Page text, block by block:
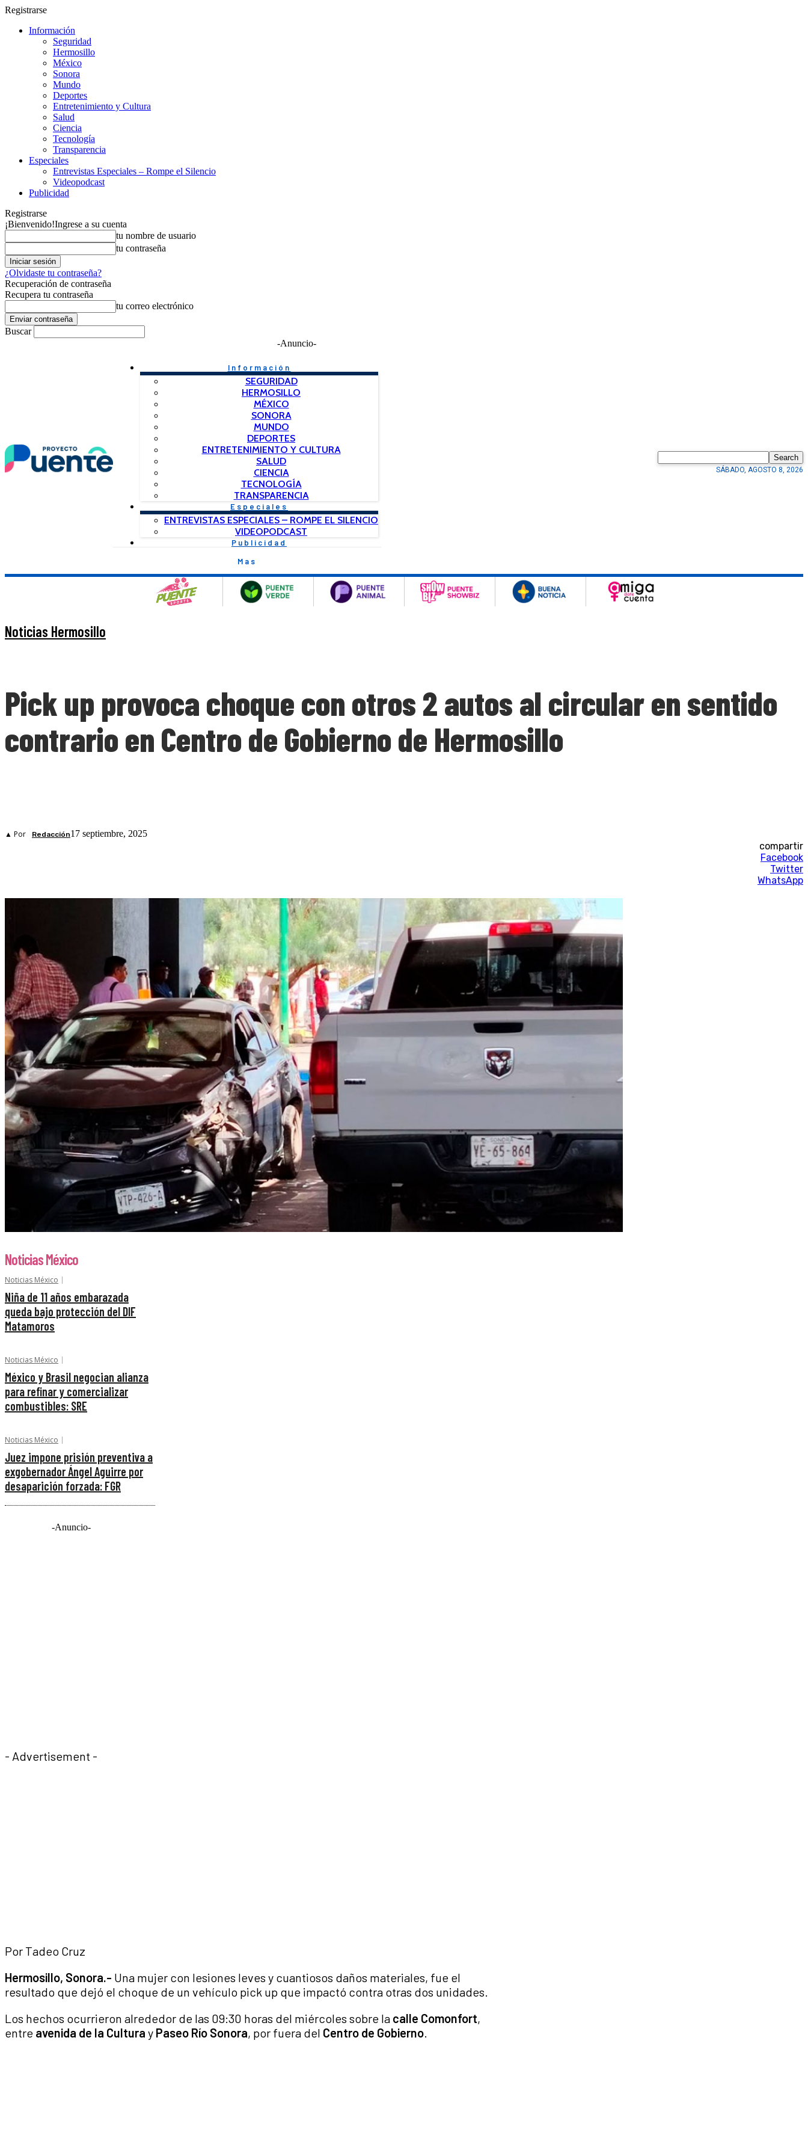
Registrarse
Información
Seguridad
Hermosillo
México
Sonora
Mundo
Deportes
Entretenimiento y Cultura
Salud
Ciencia
Tecnología
Transparencia
Especiales
Entrevistas Especiales – Rompe el Silencio
Videopodcast
Publicidad
Registrarse
¡Bienvenido!Ingrese a su cuenta
tu nombre de usuario
tu contraseña
¿Olvidaste tu contraseña?
Recuperación de contraseña
Recupera tu contraseña
tu correo electrónico
Buscar
-Anuncio-
Información
SEGURIDAD
HERMOSILLO
MÉXICO
SONORA
MUNDO
DEPORTES
ENTRETENIMIENTO Y CULTURA
SALUD
CIENCIA
TECNOLOGÍA
TRANSPARENCIA
Especiales
ENTREVISTAS ESPECIALES – ROMPE EL SILENCIO
VIDEOPODCAST
Publicidad
Mas
Search
SÁBADO, AGOSTO 8, 2026
Noticias Hermosillo
Pick up provoca choque con otros 2 autos al circular en sentido
contrario en Centro de Gobierno de Hermosillo
▲ Por Redacción17 septiembre, 2025
compartir
Facebook
Twitter
WhatsApp
Noticias México
Noticias México
Niña de 11 años embarazada
queda bajo protección del DIF
Matamoros
Noticias México
México y Brasil negocian alianza
para refinar y comercializar
combustibles: SRE
Noticias México
Juez impone prisión preventiva a
exgobernador Ángel Aguirre por
desaparición forzada: FGR
-Anuncio-
- Advertisement -
Por Tadeo Cruz
Hermosillo, Sonora.- Una mujer con lesiones leves y cuantiosos daños materiales, fue el
resultado que dejó el choque de un vehículo pick up que impactó contra otras dos unidades.
Los hechos ocurrieron alrededor de las 09:30 horas del miércoles sobre la calle Comonfort,
entre avenida de la Cultura y Paseo Río Sonora, por fuera del Centro de Gobierno.